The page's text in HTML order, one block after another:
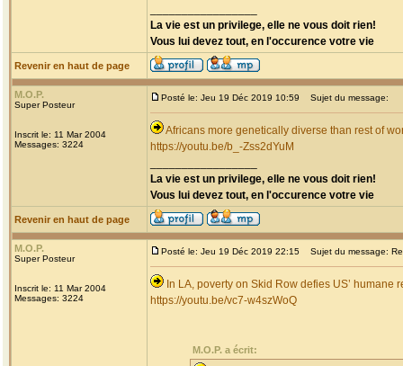
La vie est un privilege, elle ne vous doit rien!
Vous lui devez tout, en l'occurence votre vie
Revenir en haut de page
M.O.P.
Super Posteur
Inscrit le: 11 Mar 2004
Messages: 3224
Posté le: Jeu 19 Déc 2019 10:59 Sujet du message:
Africans more genetically diverse than rest of
https://youtu.be/b_-Zss2dYuM
La vie est un privilege, elle ne vous doit rien!
Vous lui devez tout, en l'occurence votre vie
Revenir en haut de page
M.O.P.
Super Posteur
Inscrit le: 11 Mar 2004
Messages: 3224
Posté le: Jeu 19 Déc 2019 22:15 Sujet du message:
In LA, poverty on Skid Row defies US’ humane
https://youtu.be/vc7-w4szWoQ
M.O.P. a écrit: